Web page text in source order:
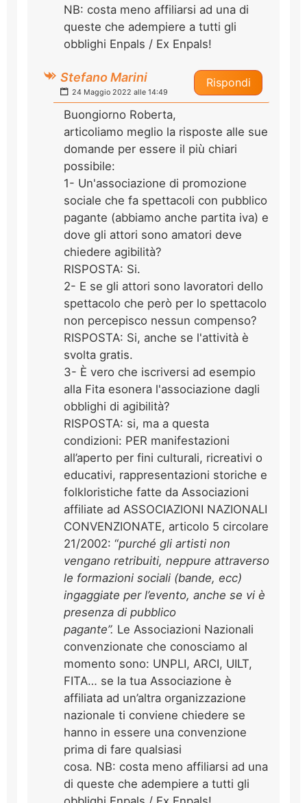
NB: costa meno affiliarsi ad una di
queste che adempiere a tutti gli
obblighi Enpals / Ex Enpals!
Rispondi
Stefano Marini
24 Maggio 2022 alle 14:49
Buongiorno Roberta,
articoliamo meglio la risposte alle sue
domande per essere il più chiari
possibile:
1- Un'associazione di promozione
sociale che fa spettacoli con pubblico
pagante (abbiamo anche partita iva) e
dove gli attori sono amatori deve
chiedere agibilità?
RISPOSTA: Si.
2- E se gli attori sono lavoratori dello
spettacolo che però per lo spettacolo
non percepisco nessun compenso?
RISPOSTA: Si, anche se l'attività è
svolta gratis.
3- È vero che iscriversi ad esempio
alla Fita esonera l'associazione dagli
obblighi di agibilità?
RISPOSTA: si, ma a questa
condizioni: PER manifestazioni
all’aperto per fini culturali, ricreativi o
educativi, rappresentazioni storiche e
folkloristiche fatte da Associazioni
affiliate ad ASSOCIAZIONI NAZIONALI
CONVENZIONATE, articolo 5 circolare
21/2002: “purché gli artisti non
vengano retribuiti, neppure attraverso
le formazioni sociali (bande, ecc)
ingaggiate per l’evento, anche se vi è
presenza di pubblico
pagante”. Le Associazioni Nazionali
convenzionate che conosciamo al
momento sono: UNPLI, ARCI, UILT,
FITA… se la tua Associazione è
affiliata ad un’altra organizzazione
nazionale ti conviene chiedere se
hanno in essere una convenzione
prima di fare qualsiasi
cosa. NB: costa meno affiliarsi ad una
di queste che adempiere a tutti gli